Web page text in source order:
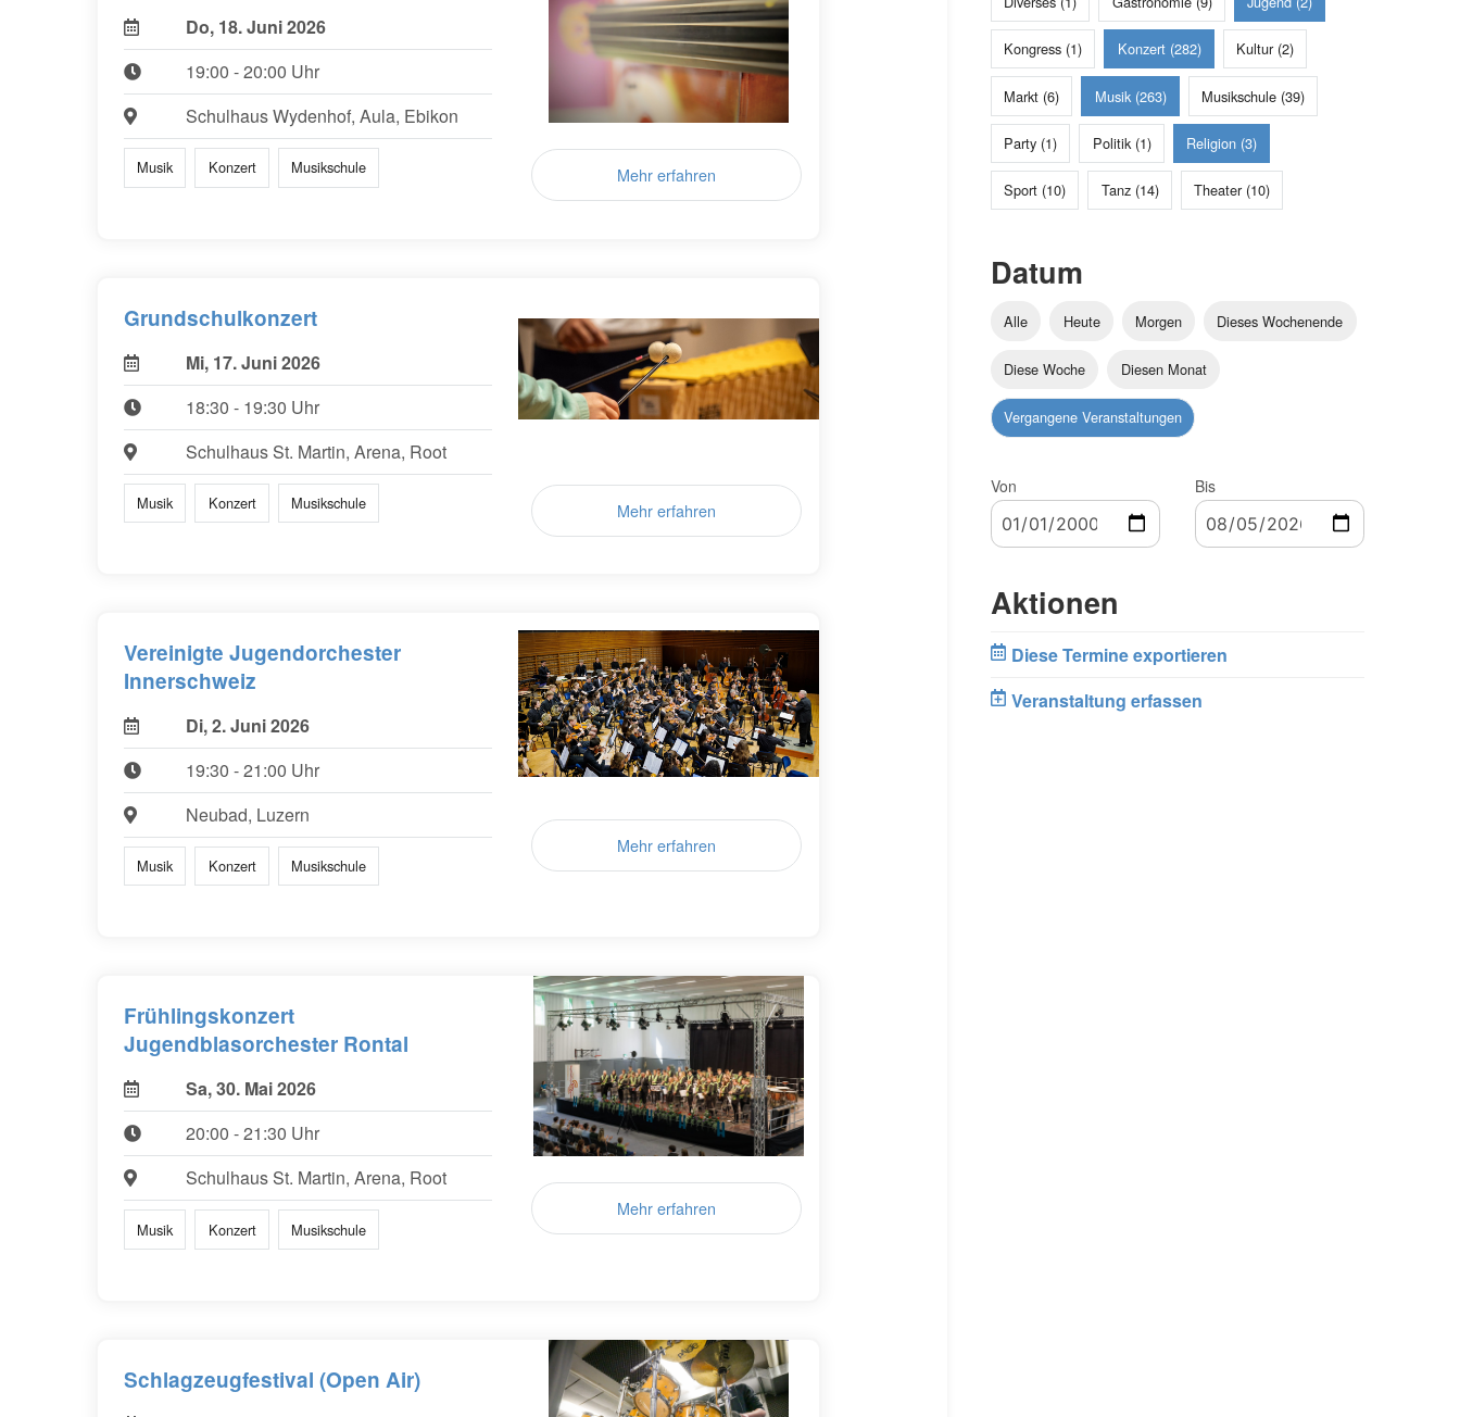
Do, 18. Juni 2026
19:00 - 20:00 Uhr
Schulhaus Wydenhof, Aula, Ebikon
Musik Konzert Musikschule Mehr erfahren
Grundschulkonzert
Mi, 17. Juni 2026
18:30 - 19:30 Uhr
Schulhaus St. Martin, Arena, Root
Musik Konzert Musikschule Mehr erfahren
Vereinigte Jugendorchester
Innerschweiz
Di, 2. Juni 2026
19:30 - 21:00 Uhr
Neubad, Luzern
Musik Konzert Musikschule
Mehr erfahren
Frühlingskonzert
Jugendblasorchester Rontal
Sa, 30. Mai 2026
20:00 - 21:30 Uhr
Schulhaus St. Martin, Arena, Root
Musik Konzert Musikschule
Mehr erfahren
Schlagzeugfestival (Open Air)
Kongress (1) Konzert (282) Kultur (2)
Markt (6) Musik (263) Musikschule (39)
Party (1) Politik (1) Religion (3)
Sport (10) Tanz (14) Theater (10)
Datum
Alle Heute Morgen Dieses Wochenende
Diese Woche Diesen Monat
Vergangene Veranstaltungen
Von Bis
Aktionen
Diese Termine exportieren
Veranstaltung erfassen